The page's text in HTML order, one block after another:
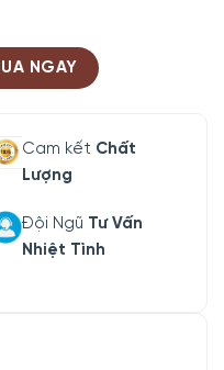
NGAY
Cam kết Chất
Lượng
Đội Ngũ Tư Vấn
Nhiệt Tình